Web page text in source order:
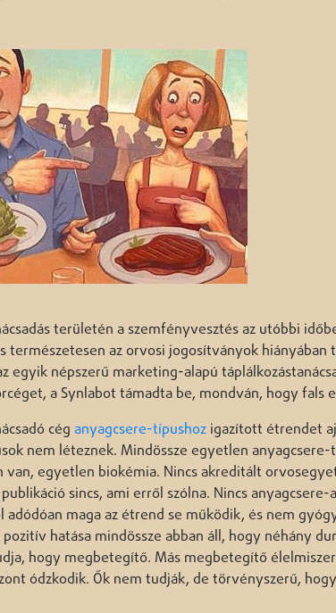
területén a szemfényvesztés az utóbbi
természetesen az orvosi jogosítványok hiányában
egyik népszerű marketing-alapú
a Synlabot támadta be, mondván, hogy fals
cég anyagcsere-típushoz igazított étrendet
nem léteznek. Mindössze egyetlen
van, egyetlen biokémia. Nincs akreditált
sincs, ami erről szólna. Nincs
adódóan maga az étrend se működik, és nem
pozitív hatása mindössze abban áll, hogy néhány
hogy megbetegítő. Más megbetegítő
ódzkodik. Ők nem tudják, de törvényszerű,